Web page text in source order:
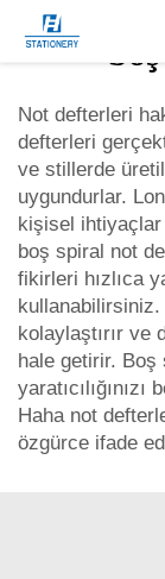
Ürünler
Hakkımızda
Özelleştirilmiş
Kaynaklar
Bize Ulaşın
Not defterleri
defterleri
ve stillerde
uygundurlar.
kişisel
boş spiral not
fikirleri hızlıca
kullanabilirsiniz.
kolaylaştırır ve
hale getirir.
Haha not
özgürce ifade